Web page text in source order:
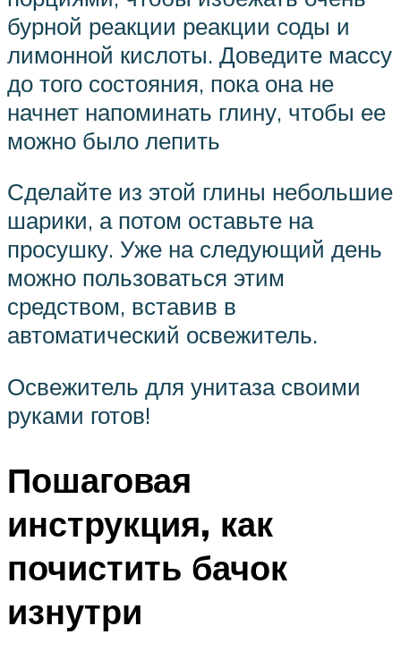
бурной реакции реакции соды и
лимонной кислоты. Доведите массу
до того состояния, пока она не
начнет напоминать глину, чтобы ее
можно было лепить
Сделайте из этой глины небольшие
шарики, а потом оставьте на
просушку. Уже на следующий день
можно пользоваться этим
средством, вставив в
автоматический освежитель.
Освежитель для унитаза своими
руками готов!
Пошаговая
инструкция, как
почистить бачок
изнутри